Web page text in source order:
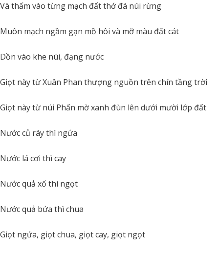
Và thấm vào từng mạch đất thớ đá núi rừng
Muôn mạch ngầm gạn mồ hôi và mỡ màu đất cát
Dồn vào khe núi, đạng nước
Giọt này từ Xuân Phan thượng nguồn trên chín tầng trời
Giọt này từ núi Phấn mờ xanh đùn lên dưới mười lớp đất
Nước củ ráy thì ngứa
Nước lá cơi thì cay
Nước quả xổ thì ngọt
Nước quả bứa thì chua
Giọt ngứa, giọt chua, giọt cay, giọt ngọt